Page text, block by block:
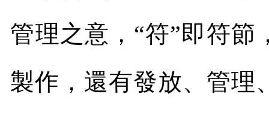
管理之意，“符”即符節
製作，還有發放、管理